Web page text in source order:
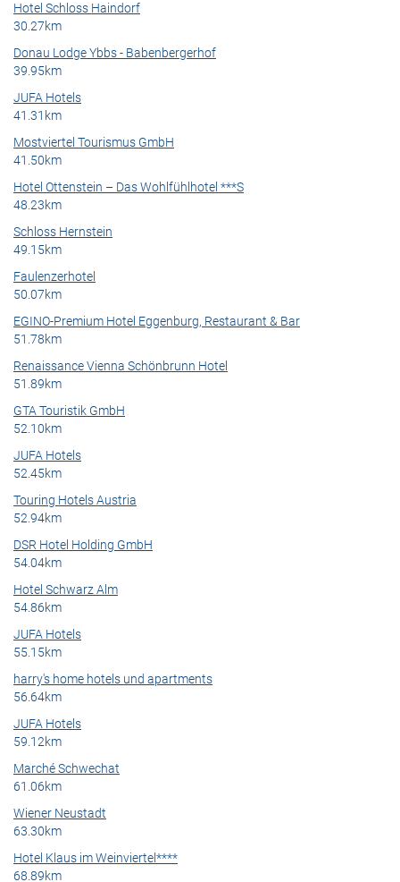
Hotel Schloss Haindorf
30.27km
Donau Lodge Ybbs - Babenbergerhof
39.95km
JUFA Hotels
41.31km
Mostviertel Tourismus GmbH
41.50km
Hotel Ottenstein – Das Wohlfühlhotel ***S
48.23km
Schloss Hernstein
49.15km
Faulenzerhotel
50.07km
EGINO-Premium Hotel Eggenburg, Restaurant & Bar
51.78km
Renaissance Vienna Schönbrunn Hotel
51.89km
GTA Touristik GmbH
52.10km
JUFA Hotels
52.45km
Touring Hotels Austria
52.94km
DSR Hotel Holding GmbH
54.04km
Hotel Schwarz Alm
54.86km
JUFA Hotels
55.15km
harry's home hotels und apartments
56.64km
JUFA Hotels
59.12km
Marché Schwechat
61.06km
Wiener Neustadt
63.30km
Hotel Klaus im Weinviertel****
68.89km